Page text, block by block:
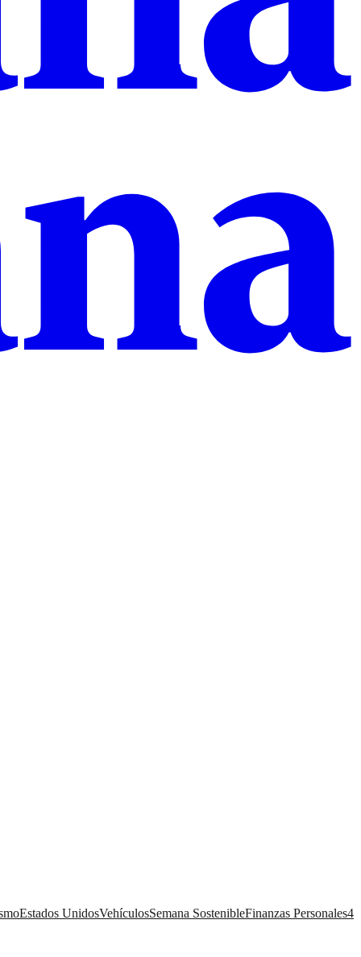
Estados UnidosVehículosSemana SostenibleFinanzas Personales4